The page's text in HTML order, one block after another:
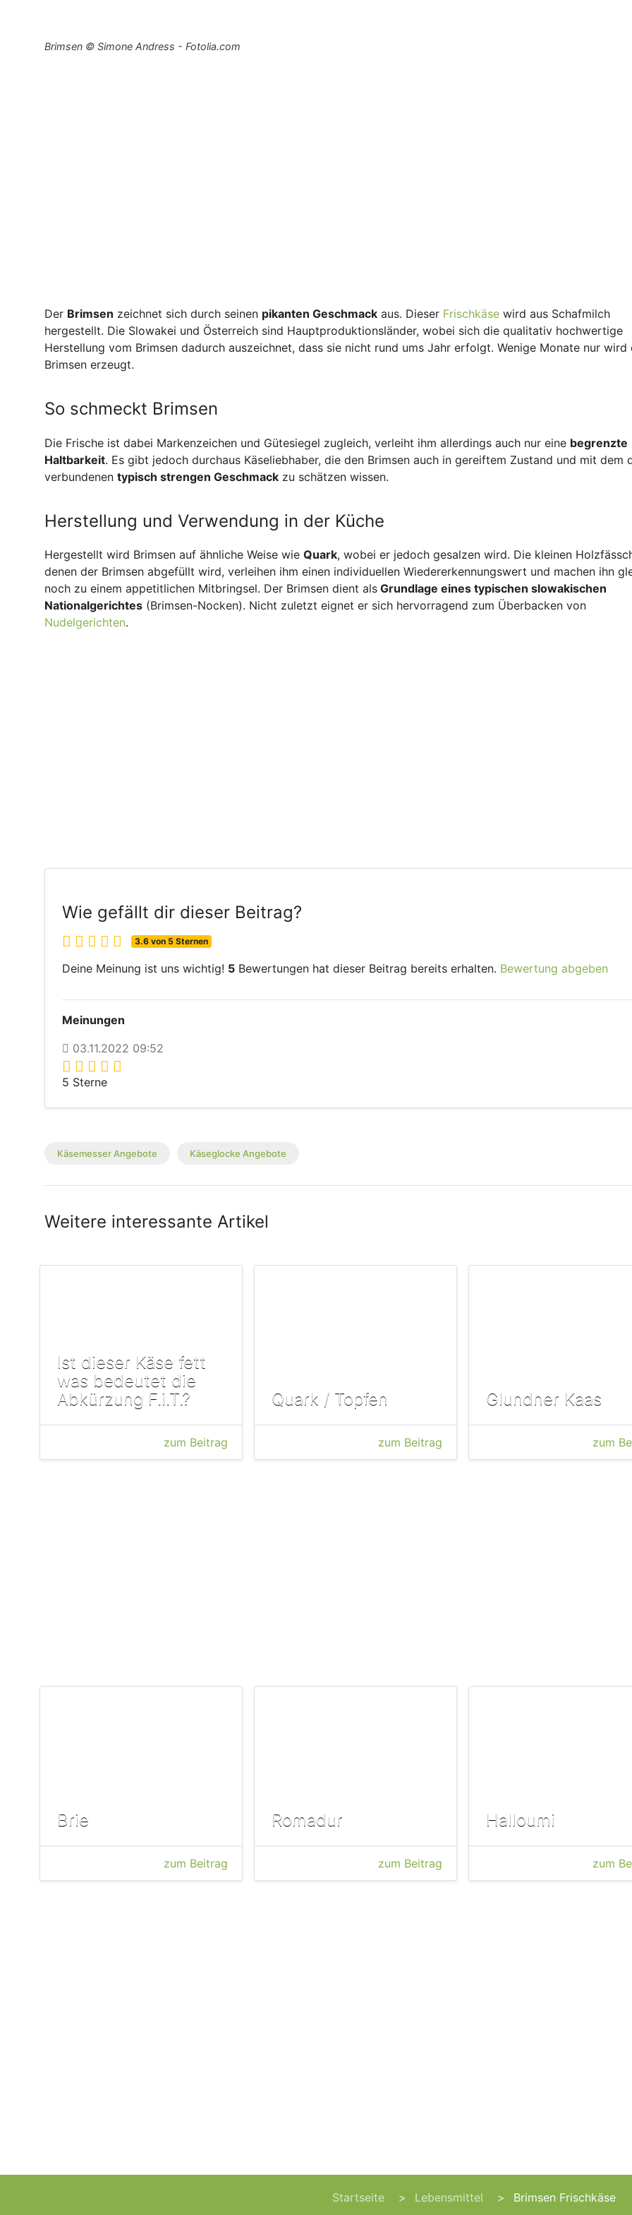
Brimsen © Simone Andress - Fotolia.com
Der Brimsen zeichnet sich durch seinen pikanten Geschmack aus. Dieser Frischkäse wird aus Schafmilch
hergestellt. Die Slowakei und Österreich sind Hauptproduktionsländer, wobei sich die qualitativ hochwertige
Herstellung vom Brimsen dadurch auszeichnet, dass sie nicht rund ums Jahr erfolgt. Wenige Monate nur wird
Brimsen erzeugt.
So schmeckt Brimsen
Die Frische ist dabei Markenzeichen und Gütesiegel zugleich, verleiht ihm allerdings auch nur eine begrenzte
Haltbarkeit. Es gibt jedoch durchaus Käseliebhaber, die den Brimsen auch in gereiftem Zustand und mit dem
verbundenen typisch strengen Geschmack zu schätzen wissen.
Herstellung und Verwendung in der Küche
Hergestellt wird Brimsen auf ähnliche Weise wie Quark, wobei er jedoch gesalzen wird. Die kleinen
denen der Brimsen abgefüllt wird, verleihen ihm einen individuellen Wiedererkennungswert und machen ihn
noch zu einem appetitlichen Mitbringsel. Der Brimsen dient als Grundlage eines typischen slowakischen
Nationalgerichtes (Brimsen-Nocken). Nicht zuletzt eignet er sich hervorragend zum Überbacken von
Nudelgerichten.
Wie gefällt dir dieser Beitrag?
3.6 von 5 Sternen
Deine Meinung ist uns wichtig! 5 Bewertungen hat dieser Beitrag bereits erhalten. Bewertung abgeben
Meinungen
03.11.2022 09:52
5 Sterne
Käsemesser Angebote Käseglocke Angebote
Weitere interessante Artikel
Ist dieser Käse fett
was bedeutet die
Abkürzung F.i.T.?
zum Beitrag
Quark / Topfen
zum Beitrag
Glundner Kaas
zum
Brie
zum Beitrag
Romadur
zum Beitrag
Halloumi
zum
Startseite Lebensmittel Brimsen Frischkäse